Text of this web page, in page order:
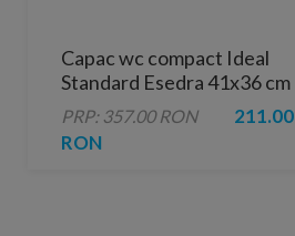
Capac wc compact Ideal
Standard Esedra 41x36 cm
PRP: 357.00 RON
211.00
RON